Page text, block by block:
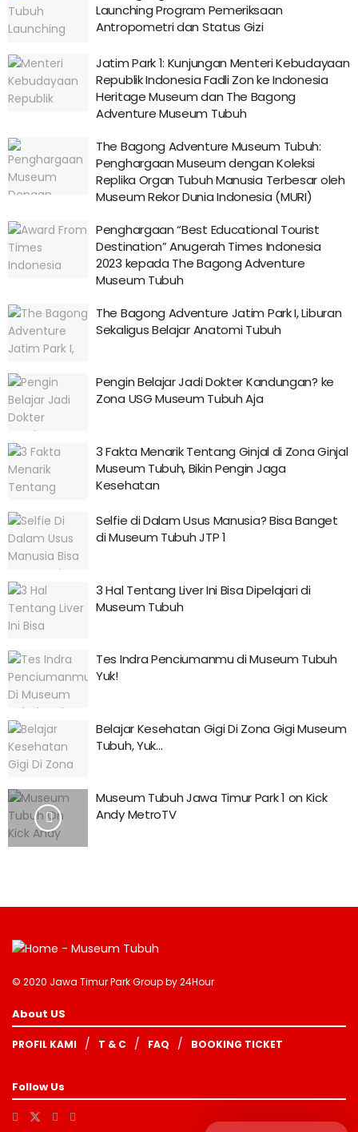
Launching Program Pemeriksaan
Antropometri dan Status Gizi
Jatim Park 1: Kunjungan Menteri Kebudayaan
Republik Indonesia Fadli Zon ke Indonesia
Heritage Museum dan The Bagong
Adventure Museum Tubuh
The Bagong Adventure Museum Tubuh:
Penghargaan Museum dengan Koleksi
Replika Organ Tubuh Manusia Terbesar oleh
Museum Rekor Dunia Indonesia (MURI)
Penghargaan “Best Educational Tourist
Destination” Anugerah Times Indonesia
2023 kepada The Bagong Adventure
Museum Tubuh
The Bagong Adventure Jatim Park I, Liburan
Sekaligus Belajar Anatomi Tubuh
Pengin Belajar Jadi Dokter Kandungan? ke
Zona USG Museum Tubuh Aja
3 Fakta Menarik Tentang Ginjal di Zona Ginjal
Museum Tubuh, Bikin Pengin Jaga
Kesehatan
Selfie di Dalam Usus Manusia? Bisa Banget
di Museum Tubuh JTP 1
3 Hal Tentang Liver Ini Bisa Dipelajari di
Museum Tubuh
Tes Indra Penciumanmu di Museum Tubuh
Yuk!
Belajar Kesehatan Gigi Di Zona Gigi Museum
Tubuh, Yuk…
Museum Tubuh Jawa Timur Park 1 on Kick
Andy MetroTV
© 2020 Jawa Timur Park Group by24Hour
About US
PROFIL KAMI T & C FAQ BOOKING TICKET
Follow Us